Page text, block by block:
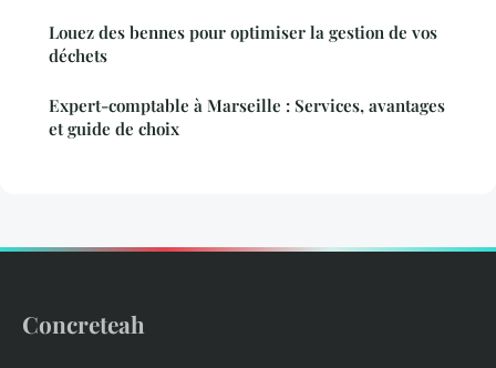
Louez des bennes pour optimiser la gestion de vos
déchets
Expert-comptable à Marseille : Services, avantages
et guide de choix
Concreteah